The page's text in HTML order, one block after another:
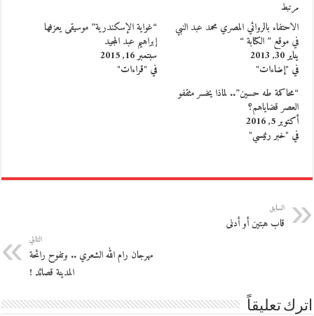
مرتبط
الاحتفاء بالروائي المصري محمد عبد النبي
في موقع ” الكتابة “
يناير 30, 2013
في "إضاءات"
“غواية الإسكندرية” موسيقى يعزفها
إبراهيم عبد المجيد
سبتمبر 16, 2015
في "قراءات"
“محاكمة طه حسين”.. لماذا يخسر مثقفو
العصر قضاياهم؟
أكتوبر 5, 2016
في "خبر رئيسي"
السابق
قاب هبتين أو أدنى
التالي
مهرجان رام الله الشعري .. وتفوح رائحة
المدينة قصائد !
اترك تعليقاً